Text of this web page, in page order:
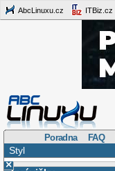
AbcLinuxu.cz ITBiz.cz
Poradna FAQ
Styl
×